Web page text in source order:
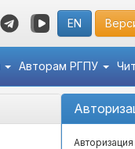
EN
Авторам РГПУ